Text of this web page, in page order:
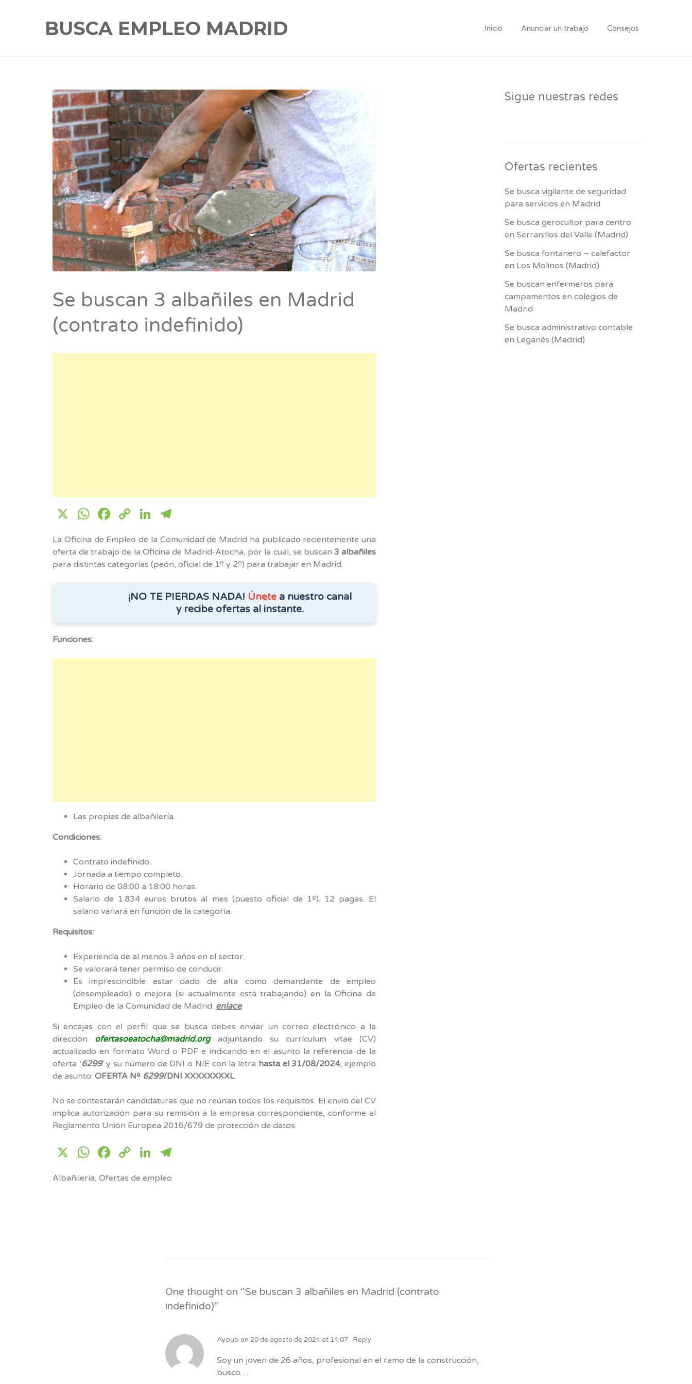
BUSCA EMPLEO MADRID Inicio Anunciar un trabajo Consejos
Se buscan 3 albañiles en Madrid
(contrato indefinido)
X WhatsApp
Facebook
CopyLinkedIn
La Oficina de Empleo de la Comunidad de Madrid ha publicado recientemente una
oferta de trabajo de la Oficina de Madrid-Atocha, por la cual, se buscan 3 albañiles
para distintas categorías (peón, oficial de 1º y 2º) para trabajar en Madrid.
¡NO TE PIERDAS NADA! Únete a nuestro canal
y recibe ofertas al instante.
Funciones:
Las propias de albañilería.
Condiciones:
Contrato indefinido.
Jornada a tiempo completo.
Horario de 08:00 a 18:00 horas.
Salario de 1.834 euros brutos al mes (puesto oficial de 1º). 12 pagas. El
salario variará en función de la categoría.
Requisitos:
Experiencia de al menos 3 años en el sector.
Se valorará tener permiso de conducir.
Es imprescindible estar dado de alta como demandante de empleo
(desempleado) o mejora (si actualmente está trabajando) en la Oficina de
Empleo de la Comunidad de Madrid: enlace.
Si encajas con el perfil que se busca debes enviar un correo electrónico a la
dirección ofertasoeatocha@madrid.orgadjuntando su currículum vitae (CV)
actualizado en formato Word o PDF e indicando en el asunto la referencia de la
oferta ‘6299’ y su número de DNI o NIE con la letra hasta el 31/08/2024, ejemplo
de asunto: OFERTA Nº 6299/DNI XXXXXXXXL.
No se contestarán candidaturas que no reúnan todos los requisitos. El envío del CV
implica autorización para su remisión a la empresa correspondiente, conforme al
Reglamento Unión Europea 2016/679 de protección de datos.
X WhatsApp
Facebook
CopyLinkedIn
Albañilería, Ofertas de empleo
One thought on “Se buscan 3 albañiles en Madrid (contrato
indefinido)”
Ayoub on 20 de agosto de 2024 at 14:07 Reply
Soy un joven de 26 años, profesional en el ramo de la construcción,
busco…
Sigue nuestras redes
Ofertas recientes
Se busca vigilante de seguridad
para servicios en Madrid
Se busca gerocultor para centro
en Serranillos del Valle (Madrid)
Se busca fontanero – calefactor
en Los Molinos (Madrid)
Se buscan enfermeros para
campamentos en colegios de
Madrid
Se busca administrativo contable
en Leganés (Madrid)